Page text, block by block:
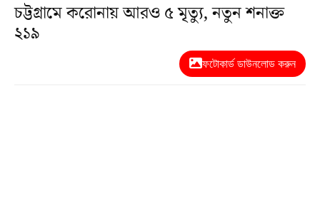
চট্টগ্রামে করোনায় আরও ৫ মৃত্যু, নতুন শনাক্ত
২১৯
ফটোকার্ড ডাউনলোড করুন